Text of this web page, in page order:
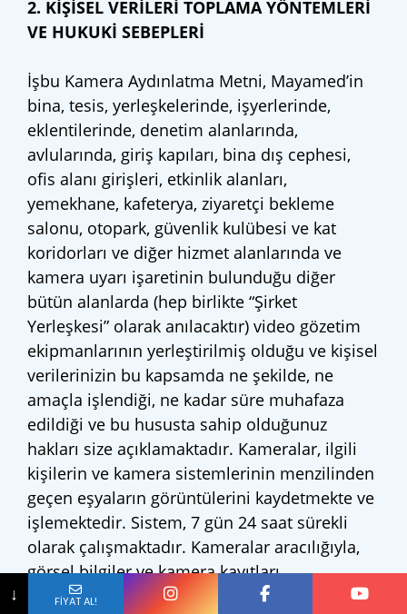
2. KİŞİSEL VERİLERİ TOPLAMA YÖNTEMLERİ
VE HUKUKİ SEBEPLERİ
İşbu Kamera Aydınlatma Metni, Mayamed’in
bina, tesis, yerleşkelerinde, işyerlerinde,
eklentilerinde, denetim alanlarında,
avlularında, giriş kapıları, bina dış cephesi,
ofis alanı girişleri, etkinlik alanları,
yemekhane, kafeterya, ziyaretçi bekleme
salonu, otopark, güvenlik kulübesi ve kat
koridorları ve diğer hizmet alanlarında ve
kamera uyarı işaretinin bulunduğu diğer
bütün alanlarda (hep birlikte “Şirket
Yerleşkesi” olarak anılacaktır) video gözetim
ekipmanlarının yerleştirilmiş olduğu ve kişisel
verilerinizin bu kapsamda ne şekilde, ne
amaçla işlendiği, ne kadar süre muhafaza
edildiği ve bu hususta sahip olduğunuz
hakları size açıklamaktadır. Kameralar, ilgili
kişilerin ve kamera sistemlerinin menzilinden
geçen eşyaların görüntülerini kaydetmekte ve
işlemektedir. Sistem, 7 gün 24 saat sürekli
olarak çalışmaktadır. Kameralar aracılığıyla,
görsel bilgiler ve kamera kayıtları
işlenmektedir.
↓ FİYAT AL!